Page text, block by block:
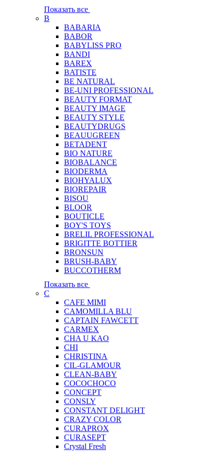
Показать все
B
BABARIA
BABOR
BABYLISS PRO
BANDI
BAREX
BATISTE
BE NATURAL
BE-UNI PROFESSIONAL
BEAUTY FORMAT
BEAUTY IMAGE
BEAUTY STYLE
BEAUTYDRUGS
BEAUUGREEN
BETADENT
BIO NATURE
BIOBALANCE
BIODERMA
BIOHYALUX
BIOREPAIR
BISOU
BLOOR
BOUTICLE
BOY'S TOYS
BRELIL PROFESSIONAL
BRIGITTE BOTTIER
BRONSUN
BRUSH-BABY
BUCCOTHERM
Показать все
C
CAFE MIMI
CAMOMILLA BLU
CAPTAIN FAWCETT
CARMEX
CHA U KAO
CHI
CHRISTINA
CIL-GLAMOUR
CLEAN-BABY
COCOCHOCO
CONCEPT
CONSLY
CONSTANT DELIGHT
CRAZY COLOR
CURAPROX
CURASEPT
Crystal Fresh